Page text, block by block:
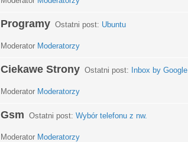
Programy Ostatni post: Ubuntu
Moderator Moderatorzy
Ciekawe Strony Ostatni post: Inbox by Google
Moderator Moderatorzy
Gsm Ostatni post: Wybór telefonu z nw.
Moderator Moderatorzy